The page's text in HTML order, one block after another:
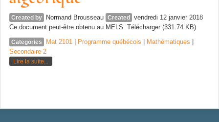
Created by Normand Brousseau Created
vendredi 12 janvier 2018
Ce document peut-être obtenu au MELS. Télécharger (331.74 KB)
Categories Mat 2101 Programme québécois Mathématiques
Secondaire 2
Lire la suite...